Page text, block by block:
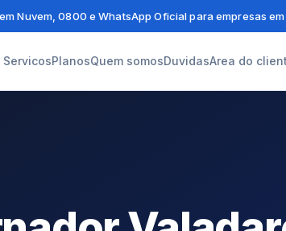
Nuvem, 0800 e WhatsApp Oficial para empresas em
ServicosPlanosQuem somosDuvidasArea do